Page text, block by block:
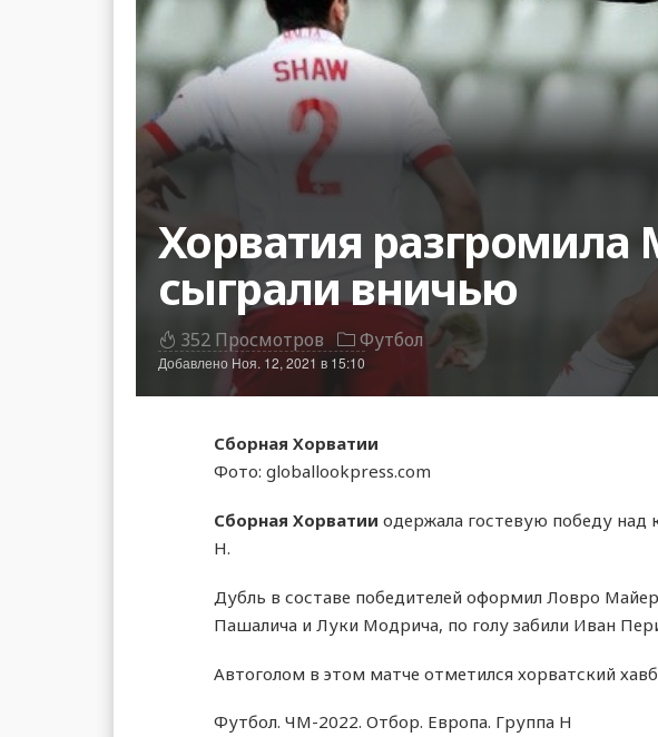
Хорватия разгромила
сыграли вничью
352 Просмотров Футбол
Добавлено Ноя. 12, 2021 в 15:10
Сборная Хорватии
Фото: globallookpress.com
Сборная Хорватии одержала гостевую победу
Н.
Дубль в составе победителей оформил Ловро
Пашалича и Луки Модрича, по голу забили Иван
Автоголом в этом матче отметился хорватский
Футбол. ЧМ-2022. Отбор. Европа. Группа H